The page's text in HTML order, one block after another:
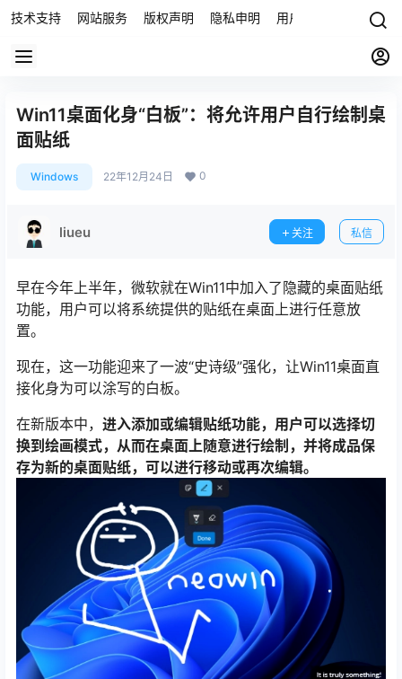
技术支持 网站服务 版权声明 隐私申明 用户协议 联系我们
Win11桌面化身“白板”：将允许用户自行绘制桌
面贴纸
Windows 22年12月24日 0
liueu 关注 私信
早在今年上半年，微软就在Win11中加入了隐藏的桌面贴纸
功能，用户可以将系统提供的贴纸在桌面上进行任意放
置。
现在，这一功能迎来了一波“史诗级”强化，让Win11桌面直
接化身为可以涂写的白板。
在新版本中， 进入添加或编辑贴纸功能，用户可以选择切
换到绘画模式，从而在桌面上随意进行绘制，并将成品保
存为新的桌面贴纸，可以进行移动或再次编辑。